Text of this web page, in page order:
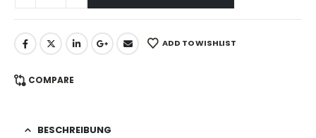
ADD TO WISHLIST
COMPARE
BESCHREIBUNG